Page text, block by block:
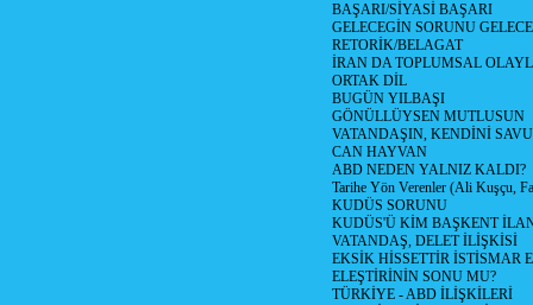
BAŞARI/SİYASİ BAŞARI
GELECEGİN SORUNU
RETORİK/BELAGAT
İRAN DA TOPLUMSAL
ORTAK DİL
BUGÜN YILBAŞI
GÖNÜLLÜYSEN MUTLUSUN
VATANDAŞIN, KENDİNİ
CAN HAYVAN
ABD NEDEN YALNIZ KALDI?
Tarihe Yön Verenler (Ali Kuşçu,
KUDÜS SORUNU
KUDÜS'Ü KİM BAŞKENT
VATANDAŞ, DELET İLİŞKİSİ
EKSİK HİSSETTİR İSTİSMAR
ELEŞTİRİNİN SONU MU?
TÜRKİYE - ABD İLİŞKİLERİ